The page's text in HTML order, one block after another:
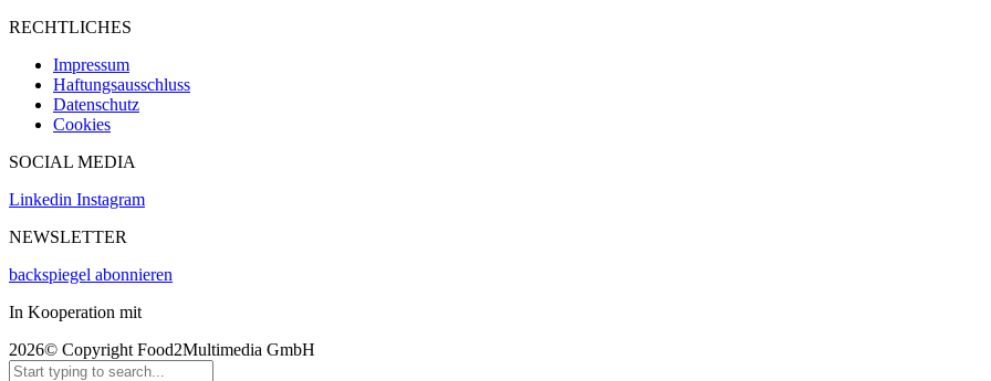
RECHTLICHES
Impressum
Haftungsausschluss
Datenschutz
Cookies
SOCIAL MEDIA
Linkedin Instagram
NEWSLETTER
backspiegel abonnieren
In Kooperation mit
2026© Copyright Food2Multimedia GmbH